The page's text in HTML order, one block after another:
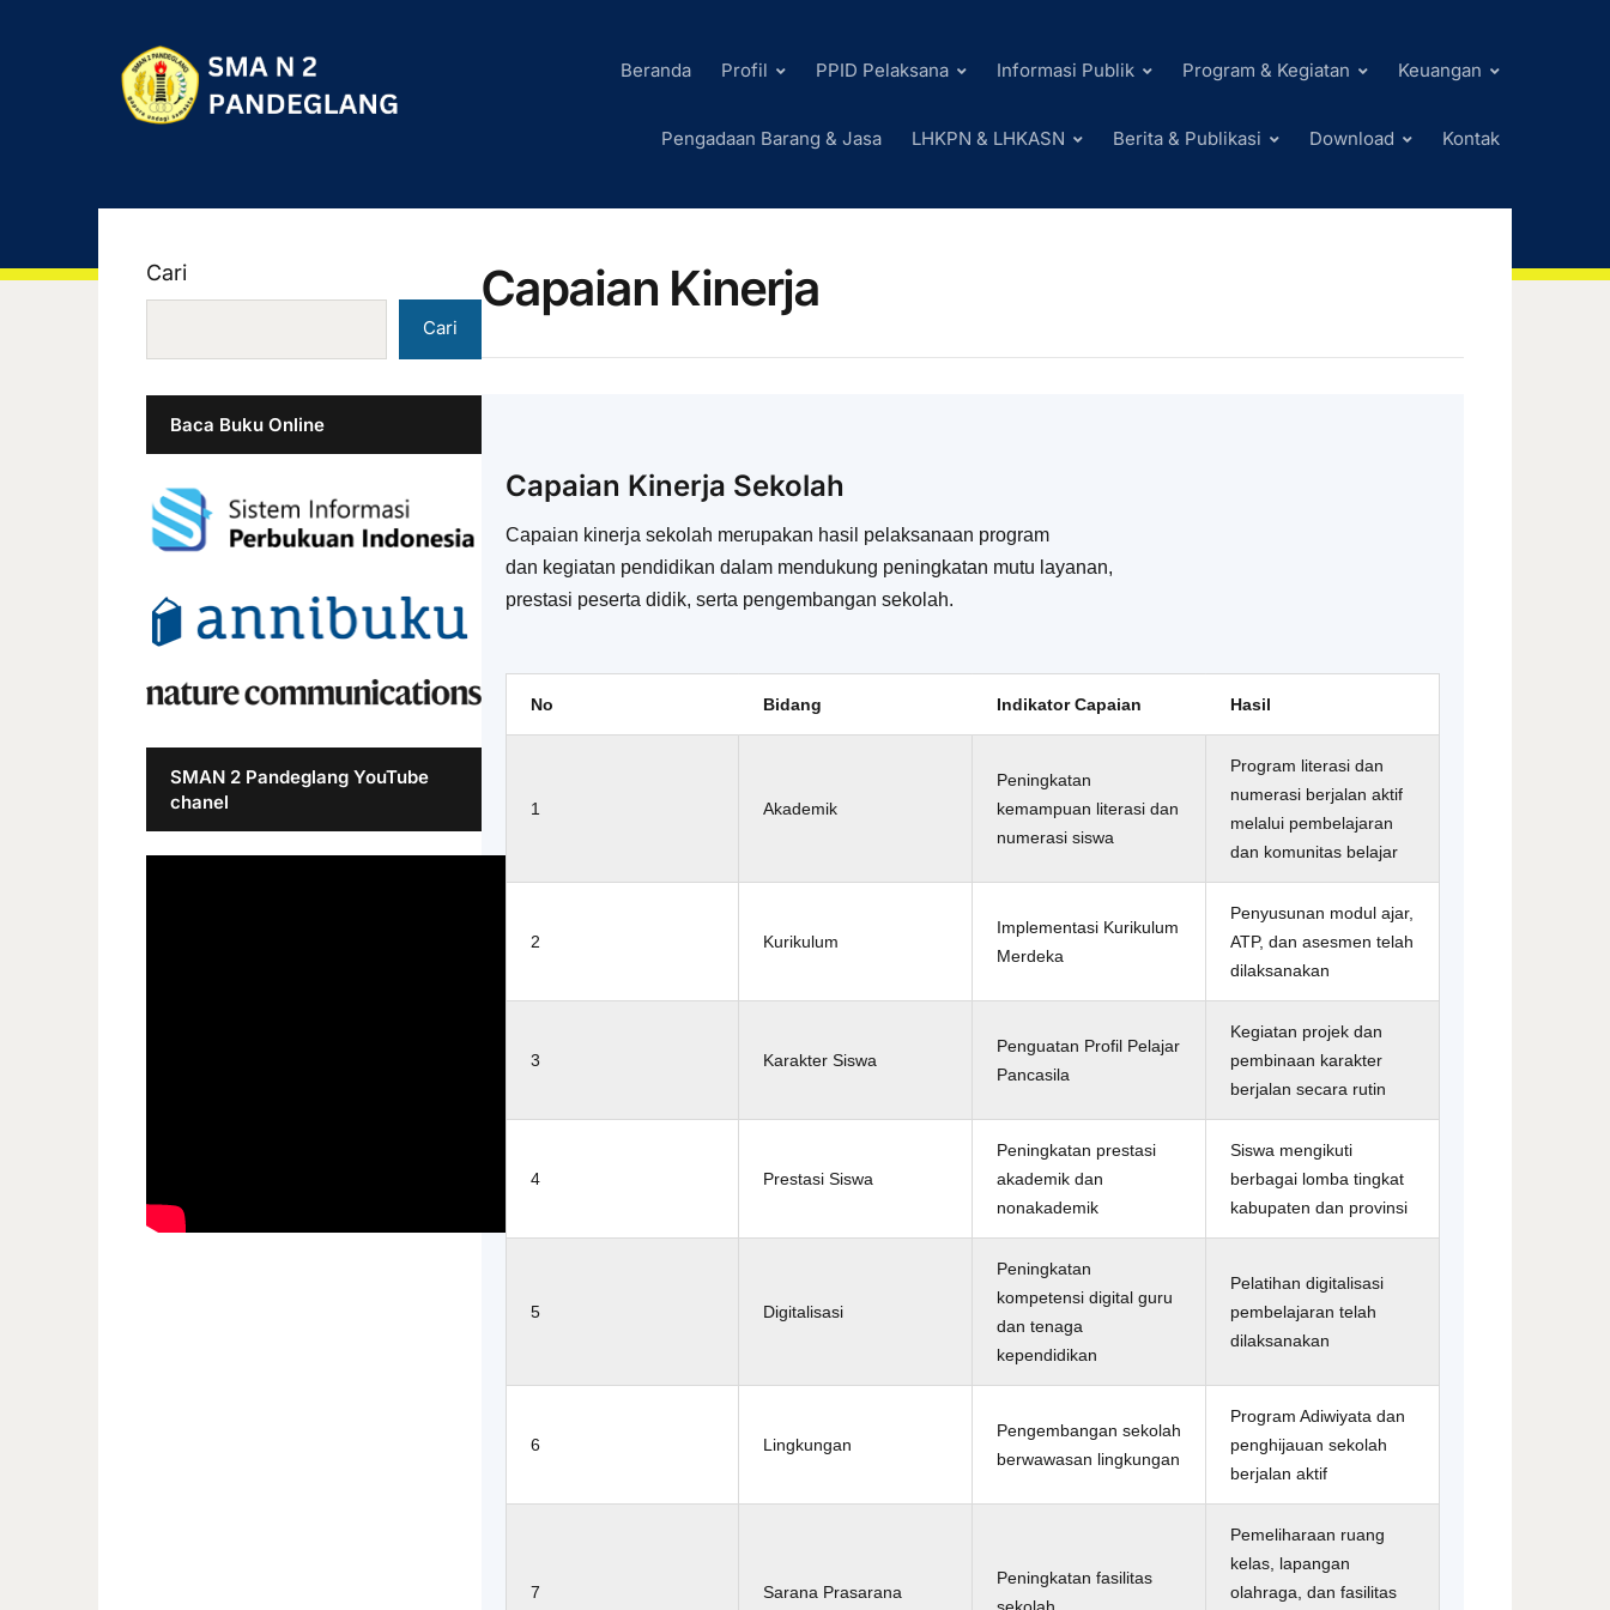
Beranda Profil PPID Pelaksana Informasi Publik Program & Kegiatan Keuangan
Pengadaan Barang & Jasa LHKPN & LHKASN Berita & Publikasi Download Kontak
Capaian Kinerja
Capaian Kinerja Sekolah
Capaian kinerja sekolah merupakan hasil pelaksanaan program
dan kegiatan pendidikan dalam mendukung peningkatan mutu layanan,
prestasi peserta didik, serta pengembangan sekolah.
No Bidang Indikator Capaian Hasil
1 Akademik
Peningkatan
kemampuan literasi dan
numerasi siswa
Program literasi dan
numerasi berjalan aktif
melalui pembelajaran
dan komunitas belajar
2 Kurikulum
Implementasi Kurikulum
Merdeka
Penyusunan modul ajar,
ATP, dan asesmen telah
dilaksanakan
3 Karakter Siswa
Penguatan Profil Pelajar
Pancasila
Kegiatan projek dan
pembinaan karakter
berjalan secara rutin
4 Prestasi Siswa
Peningkatan prestasi
akademik dan
nonakademik
Siswa mengikuti
berbagai lomba tingkat
kabupaten dan provinsi
5 Digitalisasi
Peningkatan
kompetensi digital guru
dan tenaga
kependidikan
Pelatihan digitalisasi
pembelajaran telah
dilaksanakan
6 Lingkungan
Pengembangan sekolah
berwawasan lingkungan
Program Adiwiyata dan
penghijauan sekolah
berjalan aktif
7 Sarana Prasarana
Peningkatan fasilitas
Pemeliharaan ruang
kelas, lapangan
olahraga, dan fasilitas
Cari
Cari
Baca Buku Online
SMAN 2 Pandeglang YouTube
chanel